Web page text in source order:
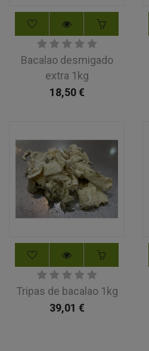
Bacalao desmigado
extra 1kg
18,50€
Tripas de bacalao 1kg
39,01 €